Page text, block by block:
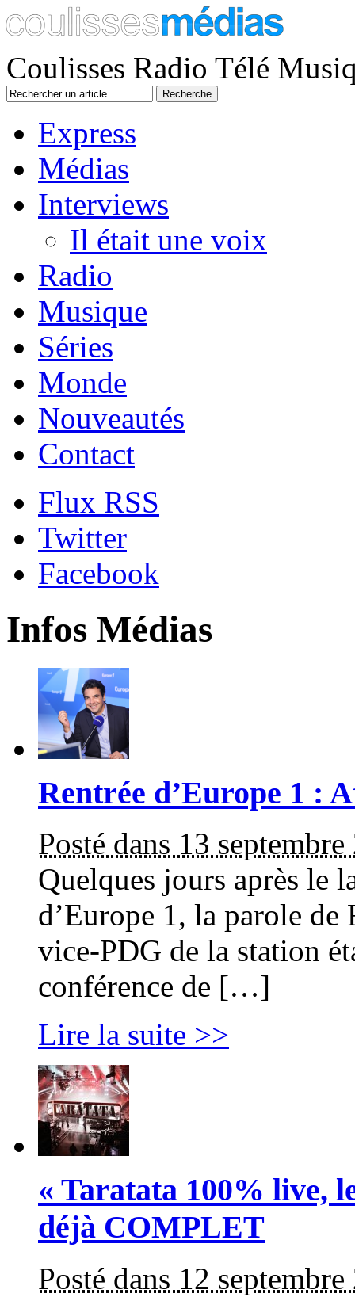
Coulisses Radio Télé
Express
Médias
Interviews
Il était une voix
Radio
Musique
Séries
Monde
Nouveautés
Contact
Flux RSS
Twitter
Facebook
Infos Médias
Rentrée d’Europe 1 :
Posté dans 13
Quelques jours après le
d’Europe 1, la parole
vice-PDG de la station
conférence de […]
Lire la suite >>
« Taratata 100% live,
déjà COMPLET
Posté dans 12